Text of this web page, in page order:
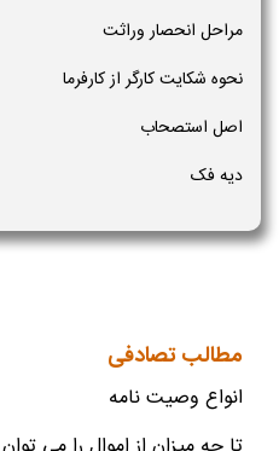
مراحل انحصار وراثت
نحوه شکایت کارگر از کارفرما
اصل استصحاب
دیه فک
مطالب تصادفی
انواع وصیت نامه